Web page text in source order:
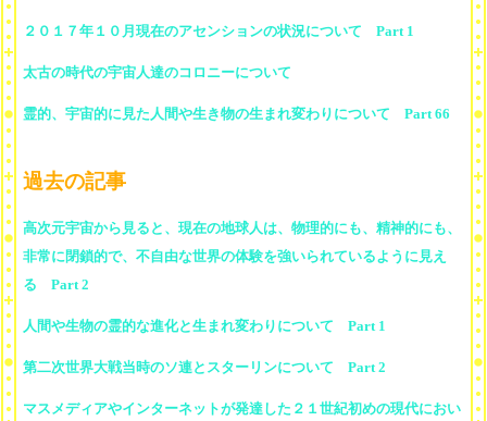
２０１７年１０月現在のアセンションの状況について Part 1
太古の時代の宇宙人達のコロニーについて
霊的、宇宙的に見た人間や生き物の生まれ変わりについて Part 66
過去の記事
高次元宇宙から見ると、現在の地球人は、物理的にも、精神的にも、
非常に閉鎖的で、不自由な世界の体験を強いられているように見え
る Part 2
人間や生物の霊的な進化と生まれ変わりについて Part 1
第二次世界大戦当時のソ連とスターリンについて Part 2
マスメディアやインターネットが発達した２１世紀初めの現代におい